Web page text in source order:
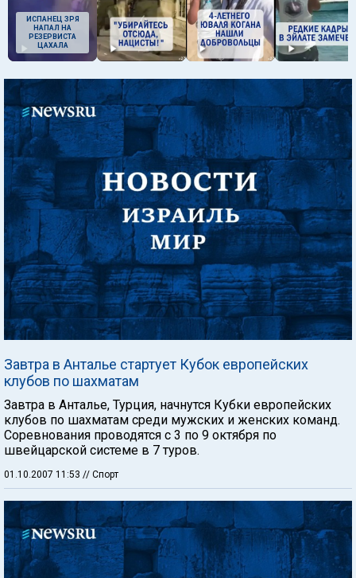
ИСПАНЕЦ ЗРЯ
НАПАЛ НА
РЕЗЕРВИСТА
ЦАХАЛА
Завтра в Анталье стартует Кубок европейских
клубов по шахматам
Завтра в Анталье, Турция, начнутся Кубки европейских
клубов по шахматам среди мужских и женских команд.
Соревнования проводятся с 3 по 9 октября по
швейцарской системе в 7 туров.
01.10.2007 11:53 // Спорт